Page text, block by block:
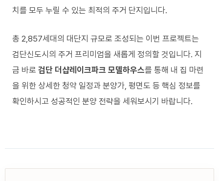
치를 모두 누릴 수 있는 최적의 주거 단지입니다.
총 2,857세대의 대단지 규모로 조성되는 이번 프로젝트는
검단신도시의 주거 프리미엄을 새롭게 정의할 것입니다. 지
금 바로 검단 더샵레이크파크 모델하우스를 통해 내 집 마련
을 위한 상세한 청약 일정과 분양가, 평면도 등 핵심 정보를
확인하시고 성공적인 분양 전략을 세워보시기 바랍니다.